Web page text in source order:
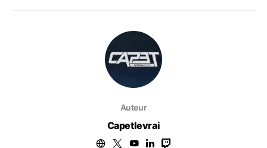
Auteur
Capetlevrai